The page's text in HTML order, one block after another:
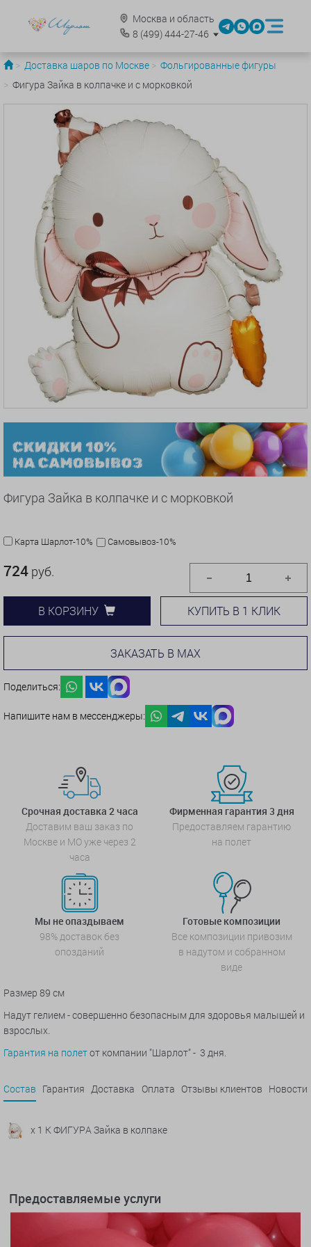
Москва и область
8 (499)444-27-46
Доставка шаров по Москве
Фольгированные фигуры
Фигура Зайка в колпачке и с морковкой
Фигура Зайка в колпачке и с морковкой
Карта Шарлот-10% Самовывоз-10%
724 руб.
В КОРЗИНУ КУПИТЬ В 1 КЛИК
ЗАКАЗАТЬ В MAX
Поделиться:
Напишите нам в мессенджеры:
Срочная доставка 2 часа
Доставим ваш заказ по
Москве и МО уже через 2
часа
Фирменная гарантия 3 дня
Предоставляем гарантию
на полет
Мы не опаздываем
98% доставок без
опозданий
Готовые композиции
Все композиции привозим
в надутом и собранном
виде
Размер 89 см
Надут гелием - совершенно безопасным для здоровья малышей и
взрослых.
Гарантия на полетот компании "Шарлот" - 3 дня.
Состав Гарантия Доставка Оплата Отзывы клиентов Новости
x 1 К ФИГУРА Зайка в колпаке
Предоставляемые услуги